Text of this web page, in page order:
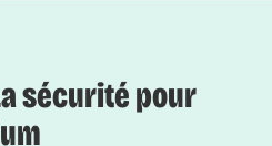
sécurité pour